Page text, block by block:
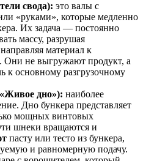
свода): это валы с
«руками», которые медленно
Их задача — постоянно
массу, разрушая
материал к
Они не выгружают продукт, а
к основному разгрузочному
дно»): наиболее
Дно бункера представляет
мощных винтовых
шнеки вращаются и
пасту или тесто из бункера,
и равномерную подачу.